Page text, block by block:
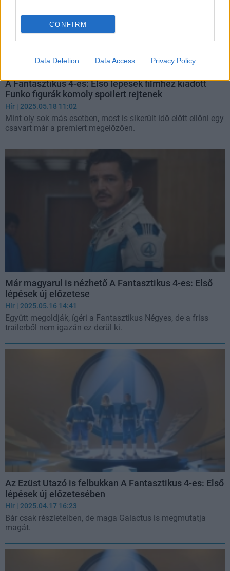
CONFIRM
Data Deletion Data Access Privacy Policy
A Fantasztikus 4-es: Első lépések filmhez kiadott
Funko figurák komoly spoilert rejtenek
Hír | 2025.05.18 11:02
Mint oly sok más esetben, most is sikerült idő előtt ellőni egy
csavart már a premiert megelőzően.
Már magyarul is nézhető A Fantasztikus 4-es: Első
lépések új előzetese
Hír | 2025.05.16 14:41
Együtt megoldják, ígéri a Fantasztikus Négyes, de a friss
trailerből nem igazán ez derül ki.
Az Ezüst Utazó is felbukkan A Fantasztikus 4-es: Első
lépések új előzetesében
Hír | 2025.04.17 16:23
Bár csak részleteiben, de maga Galactus is megmutatja
magát.